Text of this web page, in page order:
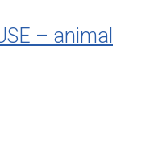
– animal